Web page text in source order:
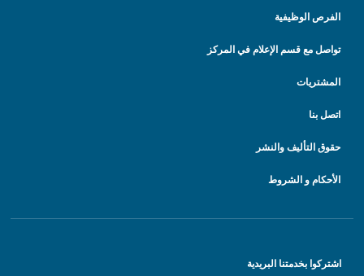
الفرص الوظيفية
تواصل مع قسم الإعلام في المركز
المشتريات
اتصل بنا
حقوق التأليف والنشر
الأحكام و الشروط
اشتركوا بخدمتنا البريدية